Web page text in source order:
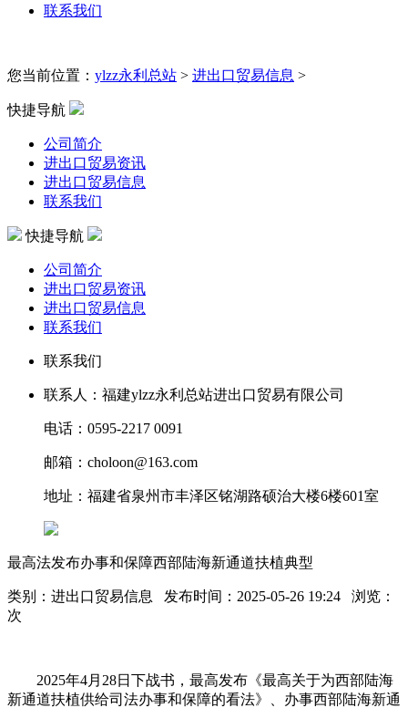
联系我们
您当前位置： ylzz永利总站 > 进出口贸易信息 >
快捷导航
公司简介
进出口贸易资讯
进出口贸易信息
联系我们
快捷导航
公司简介
进出口贸易资讯
进出口贸易信息
联系我们
联系我们
联系人：福建ylzz永利总站进出口贸易有限公司
电话：0595-2217 0091
邮箱：choloon@163.com
地址：福建省泉州市丰泽区铭湖路硕治大楼6楼601室
最高法发布办事和保障西部陆海新通道扶植典型
类别：进出口贸易信息 发布时间：2025-05-26 19:24 浏览：
次
2025年4月28日下战书，最高发布《最高关于为西部陆海
新通道扶植供给司法办事和保障的看法》、办事西部陆海新通